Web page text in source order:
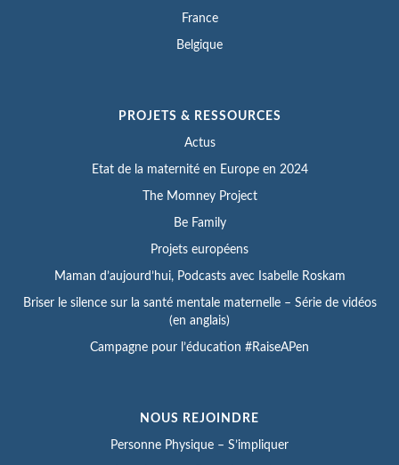
France
Belgique
PROJETS & RESSOURCES
Actus
Etat de la maternité en Europe en 2024
The Momney Project
Be Family
Projets européens
Maman d’aujourd’hui, Podcasts avec Isabelle Roskam
Briser le silence sur la santé mentale maternelle – Série de vidéos
(en anglais)
Campagne pour l’éducation #RaiseAPen
NOUS REJOINDRE
Personne Physique – S’impliquer